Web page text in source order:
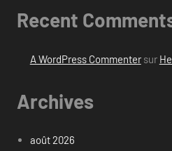
Recent
A WordPress Commentersur
Archives
août 2026